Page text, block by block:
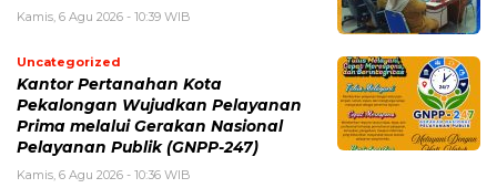
Kamis, 6 Agu 2026 - 10:39 WIB
Uncategorized
Kantor Pertanahan Kota
Pekalongan Wujudkan Pelayanan
Prima melalui Gerakan Nasional
Pelayanan Publik (GNPP-247)
Kamis, 6 Agu 2026 - 10:36 WIB